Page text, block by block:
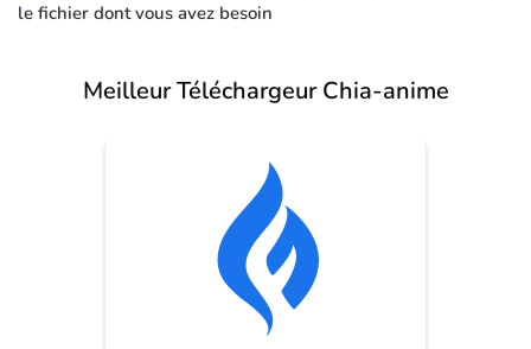
le fichier dont vous avez besoin
Meilleur Téléchargeur Chia-anime